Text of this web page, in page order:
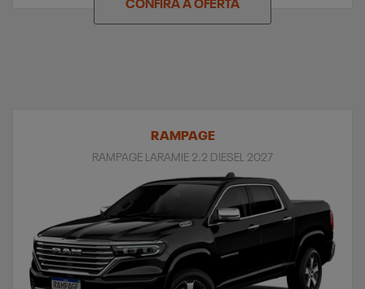
CONFIRA A OFERTA
RAMPAGE
RAMPAGE LARAMIE 2.2 DIESEL 2027